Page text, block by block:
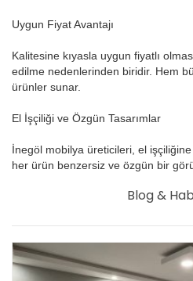
Uygun Fiyat Avantajı
Kalitesine kıyasla uygun fiyatlı
edilme nedenlerinden biridir. Hem
ürünler sunar.
El İşçiliği ve Özgün Tasarımlar
İnegöl mobilya üreticileri, el
her ürün benzersiz ve özgün bir
Blog &